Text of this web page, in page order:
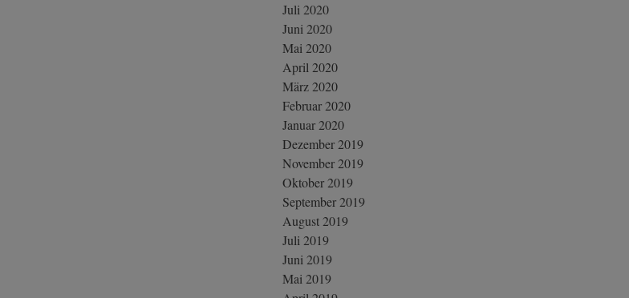
Juli 2020
Juni 2020
Mai 2020
April 2020
März 2020
Februar 2020
Januar 2020
Dezember 2019
November 2019
Oktober 2019
September 2019
August 2019
Juli 2019
Juni 2019
Mai 2019